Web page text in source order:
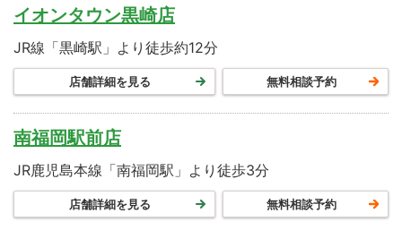
イオンタウン黒崎店
JR線「黒崎駅」より徒歩約12分
店舗詳細を見る 無料相談予約
南福岡駅前店
JR鹿児島本線「南福岡駅」より徒歩3分
店舗詳細を見る 無料相談予約